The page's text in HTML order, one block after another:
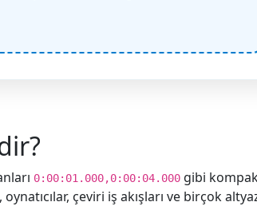
0:00:01.000,0:00:04.000 gibi
çeviri iş akışları ve birçok